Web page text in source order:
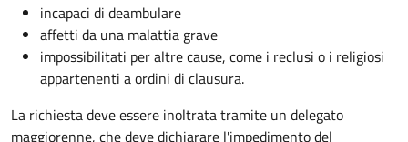
incapaci di deambulare
affetti da una malattia grave
impossibilitati per altre cause, come i reclusi o i religiosi
appartenenti a ordini di clausura.
La richiesta deve essere inoltrata tramite un delegato
maggiorenne, che deve dichiarare l'impedimento del